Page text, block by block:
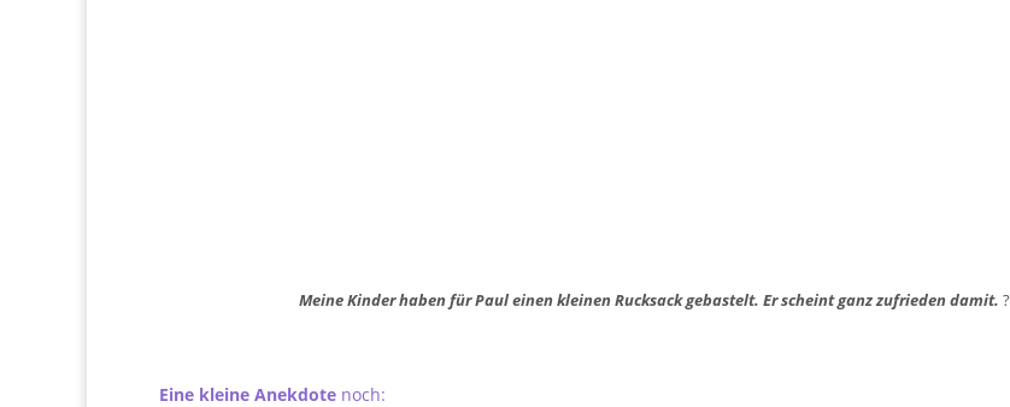
Meine Kinder haben für Paul einen kleinen Rucksack gebastelt. Er scheint ganz zufrieden damit.?
Eine kleine Anekdote noch: